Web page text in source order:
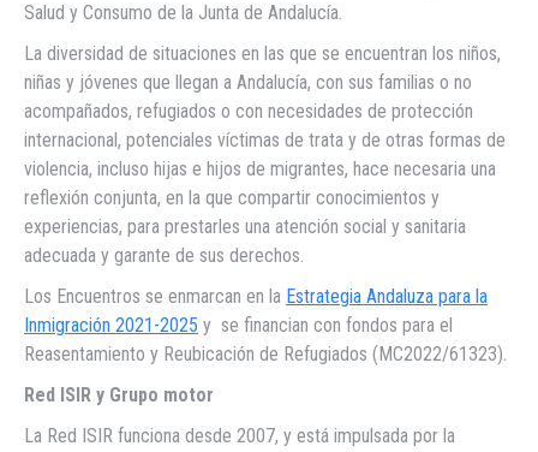
Salud y Consumo de la Junta de Andalucía.
La diversidad de situaciones en las que se encuentran los niños,
niñas y jóvenes que llegan a Andalucía, con sus familias o no
acompañados, refugiados o con necesidades de protección
internacional, potenciales víctimas de trata y de otras formas de
violencia, incluso hijas e hijos de migrantes, hace necesaria una
reflexión conjunta, en la que compartir conocimientos y
experiencias, para prestarles una atención social y sanitaria
adecuada y garante de sus derechos.
Los Encuentros se enmarcan en la Estrategia Andaluza para la
Inmigración 2021-2025 y se financian con fondos para el
Reasentamiento y Reubicación de Refugiados (MC2022/61323).
Red ISIR y Grupo motor
La Red ISIR funciona desde 2007, y está impulsada por la